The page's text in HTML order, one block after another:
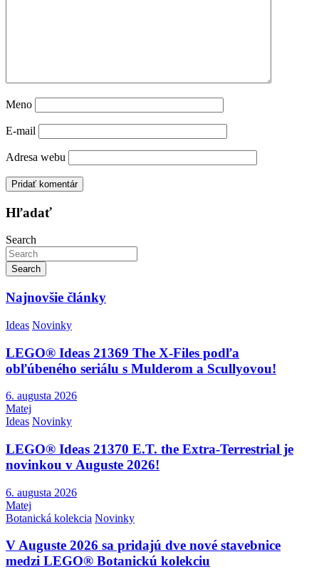
Meno
E-mail
Adresa webu
Hľadať
Search
Search
Najnovšie články
Ideas Novinky
LEGO® Ideas 21369 The X-Files podľa
obľúbeného seriálu s Mulderom a Scullyovou!
6. augusta 2026
Matej
Ideas Novinky
LEGO® Ideas 21370 E.T. the Extra-Terrestrial je
novinkou v Auguste 2026!
6. augusta 2026
Matej
Botanická kolekcia Novinky
V Auguste 2026 sa pridajú dve nové stavebnice
medzi LEGO® Botanickú kolekciu